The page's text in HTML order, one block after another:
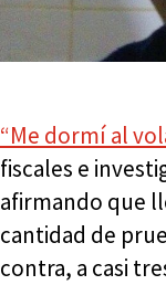
“Me dormí al
fiscales e
afirmando que
cantidad de
contra, a casi